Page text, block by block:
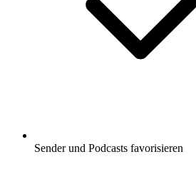
Sender und Podcasts favorisieren